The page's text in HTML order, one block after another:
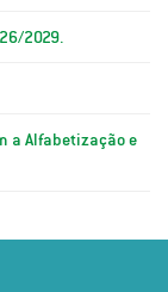
2029.
a Alfabetização e